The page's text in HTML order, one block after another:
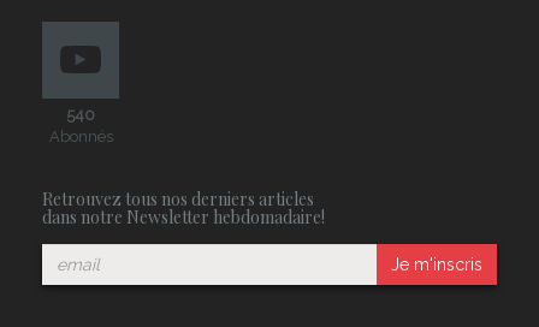
540
Abonnés
Retrouvez tous nos derniers articles
dans notre Newsletter hebdomadaire!
Je m'inscris